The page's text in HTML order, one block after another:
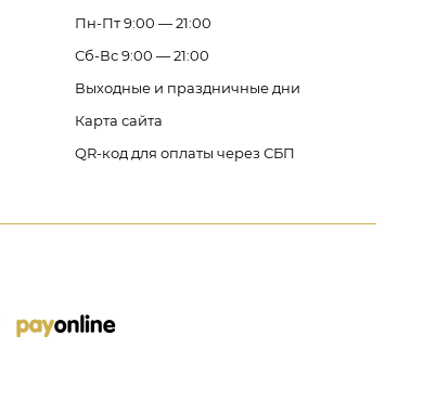
Пн-Пт 9:00 — 21:00
Сб-Вс 9:00 — 21:00
Выходные и праздничные дни
Карта сайта
QR-код для оплаты через СБП